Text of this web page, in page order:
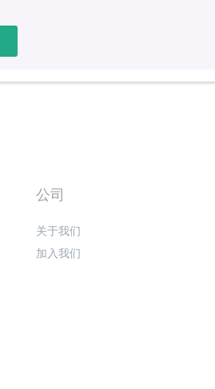
公司
关于我们
加入我们